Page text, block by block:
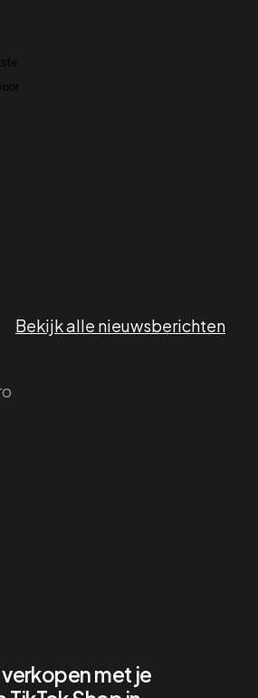
Bekijk alle nieuwsberichten
verkopen met je